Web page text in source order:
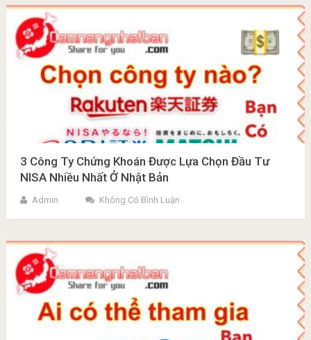
3 Công Ty Chứng Khoán Được Lựa Chọn Đầu Tư
NISA Nhiều Nhất Ở Nhật Bản
Admin Không Có Bình Luận